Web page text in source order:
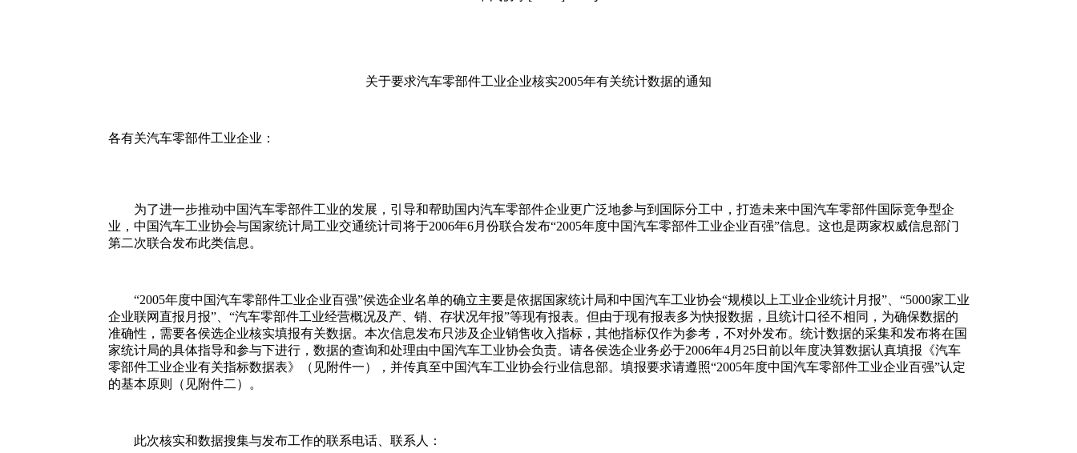
关于要求汽车零部件工业企业核实2005年有关统计数据的通知
各有关汽车零部件工业企业：
为了进一步推动中国汽车零部件工业的发展，引导和帮助国内汽车零部件企业更广泛地参与到国际分工中，打造未来中国汽车零部件国际竞争型企
业，中国汽车工业协会与国家统计局工业交通统计司将于2006年6月份联合发布“2005年度中国汽车零部件工业企业百强”信息。这也是两家权威信息部门
第二次联合发布此类信息。
“2005年度中国汽车零部件工业企业百强”侯选企业名单的确立主要是依据国家统计局和中国汽车工业协会“规模以上工业企业统计月报”、“5000家工业
企业联网直报月报”、“汽车零部件工业经营概况及产、销、存状况年报”等现有报表。但由于现有报表多为快报数据，且统计口径不相同，为确保数据的
准确性，需要各侯选企业核实填报有关数据。本次信息发布只涉及企业销售收入指标，其他指标仅作为参考，不对外发布。统计数据的采集和发布将在国
家统计局的具体指导和参与下进行，数据的查询和处理由中国汽车工业协会负责。请各侯选企业务必于2006年4月25日前以年度决算数据认真填报《汽车
零部件工业企业有关指标数据表》（见附件一），并传真至中国汽车工业协会行业信息部。填报要求请遵照“2005年度中国汽车零部件工业企业百强”认定
的基本原则（见附件二）。
此次核实和数据搜集与发布工作的联系电话、联系人：